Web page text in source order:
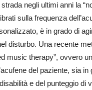
negli ultimi anni la
sulla frequenza
è in grado di
disturbo. Una recente
music therapy”, ovvero
del paziente, sia
e del punteggio di